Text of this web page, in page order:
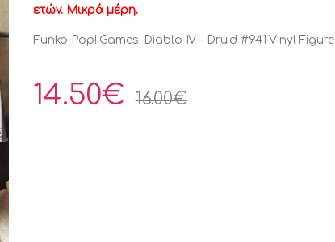
ετών. Μικρά μέρη.
Funko Pop! Games: Diablo IV – Druid #941 Vinyl Figure
14.50€ 16.00€